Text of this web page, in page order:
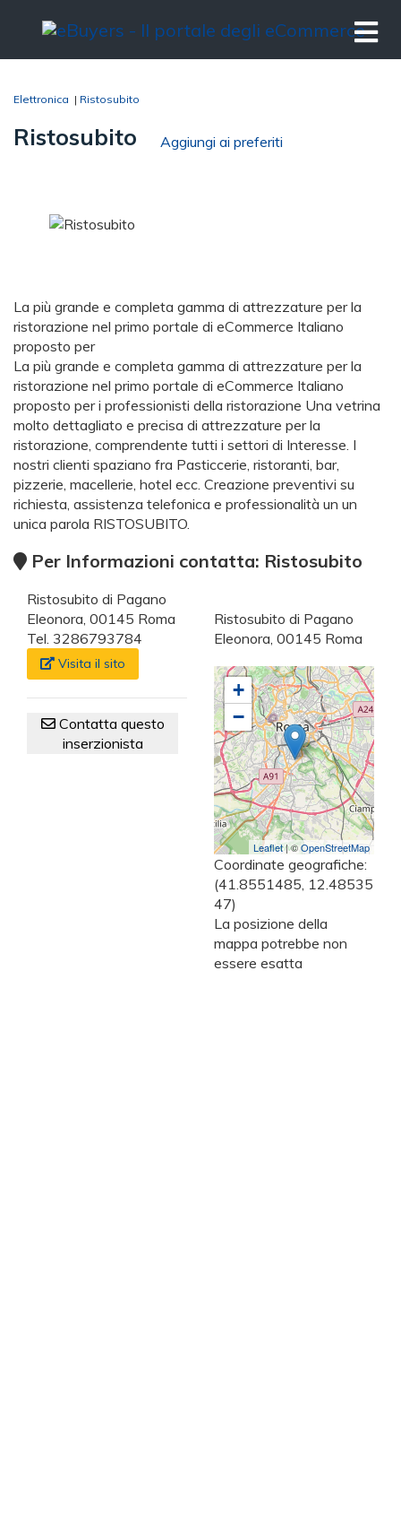
Elettronica | Ristosubito
Ristosubito Aggiungi ai preferiti
La più grande e completa gamma di attrezzature per la
ristorazione nel primo portale di eCommerce Italiano
proposto per
La più grande e completa gamma di attrezzature per la
ristorazione nel primo portale di eCommerce Italiano
proposto per i professionisti della ristorazione Una vetrina
molto dettagliato e precisa di attrezzature per la
ristorazione, comprendente tutti i settori di Interesse. I
nostri clienti spaziano fra Pasticcerie, ristoranti, bar,
pizzerie, macellerie, hotel ecc. Creazione preventivi su
richiesta, assistenza telefonica e professionalità un un
unica parola RISTOSUBITO.
Per Informazioni contatta: Ristosubito
Ristosubito di Pagano
Eleonora, 00145 Roma
Tel. 3286793784
Visita il sito
Contatta questo
inserzionista
Ristosubito di Pagano
Eleonora, 00145 Roma
+
−
Leaflet| ©OpenStreetMap
Coordinate geografiche:
(41.8551485, 12.48535
47)
La posizione della
mappa potrebbe non
essere esatta